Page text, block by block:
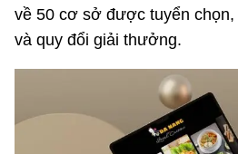
về 50 cơ sở được tuyển chọn,
và quy đổi giải thưởng.